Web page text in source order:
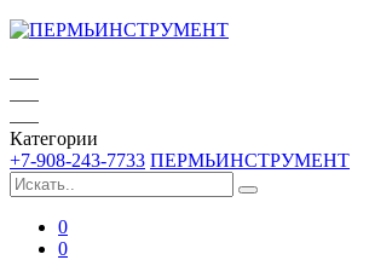
Категории
+7-908-243-7733 ПЕРМЬИНСТРУМЕНТ
0
0